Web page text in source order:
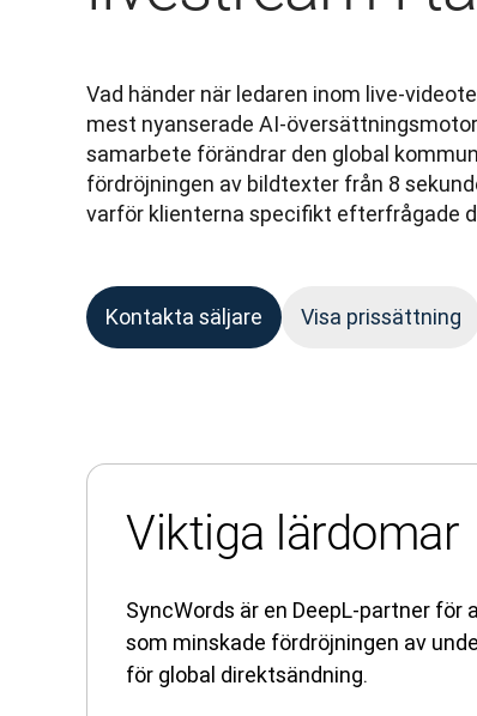
Vad händer när ledaren inom live-
mest nyanserade AI-
samarbete förändrar den global
fördröjningen av bildtexter från 8
varför klienterna specifikt efterfrågade
Kontakta säljare Visa prissättning
Viktiga lärdomar
SyncWords är en DeepL-partner
som minskade fördröjningen av
för global direktsändning.